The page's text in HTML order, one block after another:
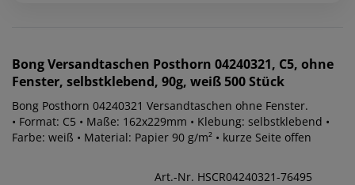
BongVersandtaschen Posthorn 04240321, C5, ohne
Fenster, selbstklebend, 90g, weiß 500 Stück
Bong Posthorn 04240321 Versandtaschen ohne Fenster.
• Format: C5 • Maße: 162x229mm • Klebung: selbstklebend •
Farbe: weiß • Material: Papier 90 g/m² • kurze Seite offen
Art.-Nr. HSCR04240321-76495